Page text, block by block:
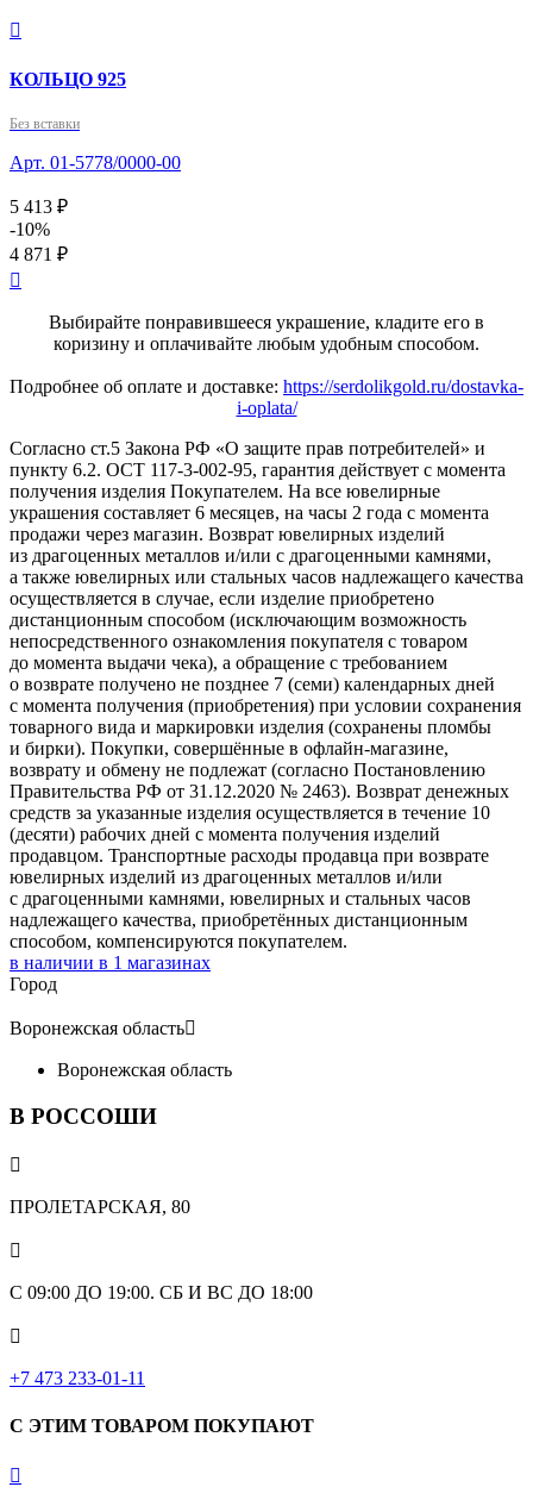

КОЛЬЦО 925
Без вставки
Арт. 01-5778/0000-00
5 413 ₽
-10%
4 871 ₽

Выбирайте понравившееся украшение, кладите его в
коризину и оплачивайте любым удобным способом.
Подробнее об оплате и доставке: https://serdolikgold.ru/dostavka-
i-oplata/
Согласно ст.5 Закона РФ «О защите прав потребителей» и
пункту 6.2. ОСТ 117-3-002-95, гарантия действует с момента
получения изделия Покупателем. На все ювелирные
украшения составляет 6 месяцев, на часы 2 года с момента
продажи через магазин. Возврат ювелирных изделий
из драгоценных металлов и/или с драгоценными камнями,
а также ювелирных или стальных часов надлежащего качества
осуществляется в случае, если изделие приобретено
дистанционным способом (исключающим возможность
непосредственного ознакомления покупателя с товаром
до момента выдачи чека), а обращение с требованием
о возврате получено не позднее 7 (семи) календарных дней
с момента получения (приобретения) при условии сохранения
товарного вида и маркировки изделия (сохранены пломбы
и бирки). Покупки, совершённые в офлайн-магазине,
возврату и обмену не подлежат (согласно Постановлению
Правительства РФ от 31.12.2020 № 2463). Возврат денежных
средств за указанные изделия осуществляется в течение 10
(десяти) рабочих дней с момента получения изделий
продавцом. Транспортные расходы продавца при возврате
ювелирных изделий из драгоценных металлов и/или
с драгоценными камнями, ювелирных и стальных часов
надлежащего качества, приобретённых дистанционным
способом, компенсируются покупателем.
в наличии в 1 магазинах
Город
Воронежская область
Воронежская область
В РОССОШИ

ПРОЛЕТАРСКАЯ, 80

С 09:00 ДО 19:00. СБ И ВС ДО 18:00

+7 473 233-01-11
С ЭТИМ ТОВАРОМ ПОКУПАЮТ
